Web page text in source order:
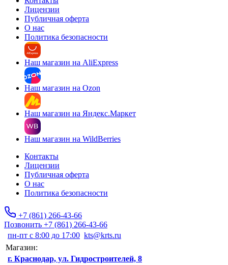
Лицензии
Публичная оферта
О нас
Политика безопасности
Наш магазин на AliExpress
Наш магазин на Ozon
Наш магазин на Яндекс.Маркет
Наш магазин на WildBerries
Контакты
Лицензии
Публичная оферта
О нас
Политика безопасности
+7 (861) 266-43-66
Позвонить +7 (861) 266-43-66
пн-пт с 8:00 до 17:00 kts@krts.ru
Магазин:
г. Краснодар, ул. Гидростроителей, 8